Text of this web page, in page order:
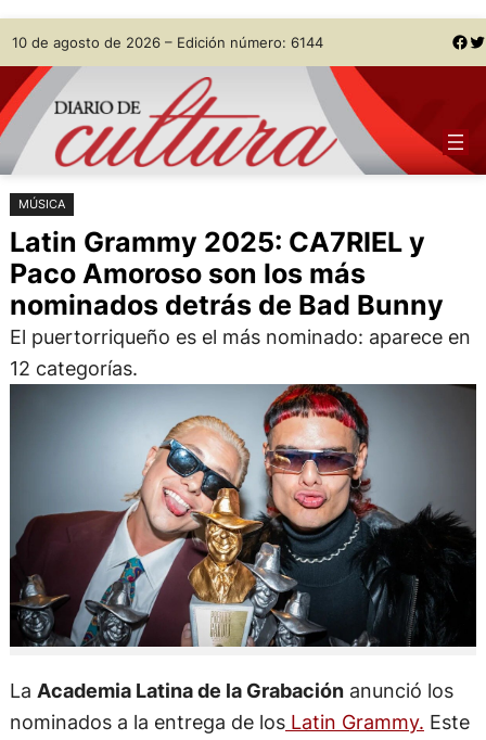
Saltar
al
contenido
Skip
to
content
10 de agosto de 2026 – Edición número: 6144 Facebook Twitter
MÚSICA
Latin Grammy 2025: CA7RIEL y
Paco Amoroso son los más
nominados detrás de Bad Bunny
El puertorriqueño es el más nominado: aparece en
12 categorías.
La Academia Latina de la Grabaciónanunció los
nominados a la entrega de losLatin Grammy. Este